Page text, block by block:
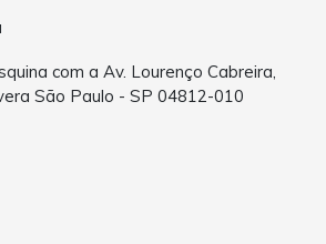
com a Av. Lourenço Cabreira,
São Paulo - SP 04812-010